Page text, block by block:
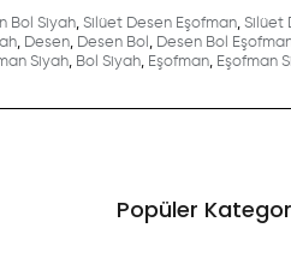
Bol Siyah, Silüet Desen Eşofman, Silüet
, Desen, Desen Bol , Desen Bol
Siyah, Bol Siyah, Eşofman, Eşofman
Popüler